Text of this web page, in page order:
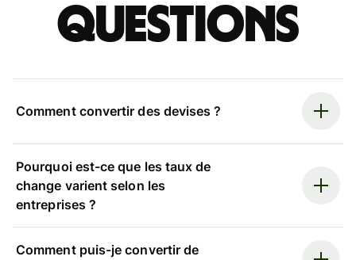
questions
Comment convertir des devises ?
Pourquoi est-ce que les taux de
change varient selon les
entreprises ?
Comment puis-je convertir de